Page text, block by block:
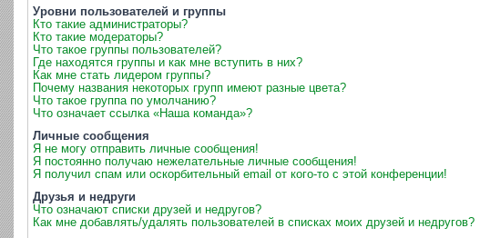
Уровни пользователей и группы
Кто такие администраторы?
Кто такие модераторы?
Что такое группы пользователей?
Где находятся группы и как мне вступить в них?
Как мне стать лидером группы?
Почему названия некоторых групп имеют разные цвета?
Что такое группа по умолчанию?
Что означает ссылка «Наша команда»?
Личные сообщения
Я не могу отправить личные сообщения!
Я постоянно получаю нежелательные личные сообщения!
Я получил спам или оскорбительный email от кого-то с этой конференции!
Друзья и недруги
Что означают списки друзей и недругов?
Как мне добавлять/удалять пользователей в списках моих друзей и недругов?